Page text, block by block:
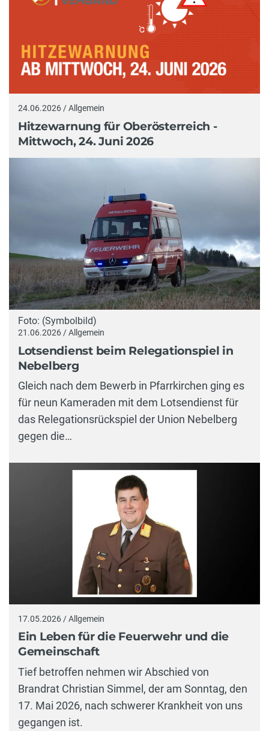
24.06.2026 / Allgemein
Hitzewarnung für Oberösterreich -
Mittwoch, 24. Juni 2026
Foto: (Symbolbild)
21.06.2026 / Allgemein
Lotsendienst beim Relegationspiel in
Nebelberg
Gleich nach dem Bewerb in Pfarrkirchen ging es
für neun Kameraden mit dem Lotsendienst für
das Relegationsrückspiel der Union Nebelberg
gegen die…
17.05.2026 / Allgemein
Ein Leben für die Feuerwehr und die
Gemeinschaft
Tief betroffen nehmen wir Abschied von
Brandrat Christian Simmel, der am Sonntag, den
17. Mai 2026, nach schwerer Krankheit von uns
gegangen ist.